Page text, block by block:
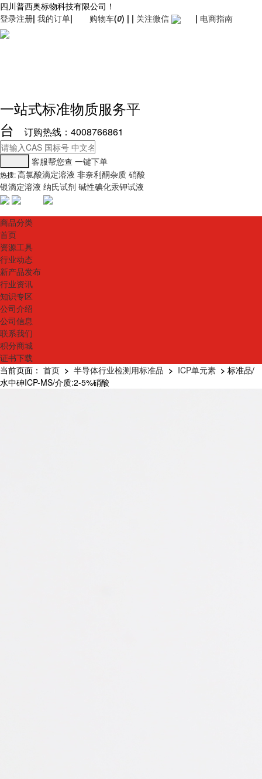
四川普西奥标物科技有限公司！
登录注册| 我的订单| 购物车(0) | | 关注微信 | 电商指南
一站式标准物质服务平
台
订购热线：4008766861
客服帮您查 一键下单
热搜:高氯酸滴定溶液 非奈利酮杂质 硝酸
银滴定溶液 纳氏试剂 碱性碘化汞钾试液
商品分类
首页
资源工具
行业动态
新产品发布
行业资讯
知识专区
公司介绍
公司信息
联系我们
积分商城
证书下载
当前页面： 首页 > 半导体行业检测用标准品 > ICP单元素 > 标准品/
水中砷ICP-MS/介质:2-5%硝酸